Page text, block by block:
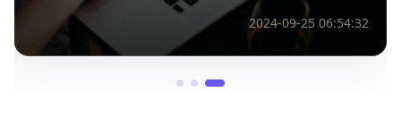
2024-09-25 06:54:32